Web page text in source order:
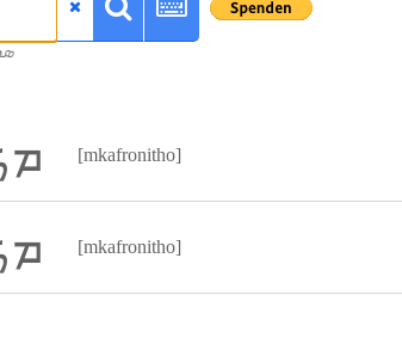
[mkafronitho]
[mkafronitho]